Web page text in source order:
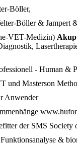
Böller,
Böller & Jampert
VET-Medizin)
- Human &
und Masterson
Anwender
der SMS Society
&